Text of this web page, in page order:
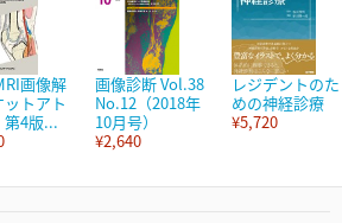
画像解
トアト
4版...
画像診断 Vol.38
No.12（2018年
10月号）
¥2,640
レジデントのた
めの神経診療
¥5,720